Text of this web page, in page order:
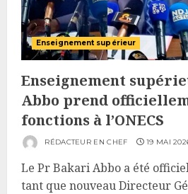
Enseignement supérieur
Enseignement
Abbo prend
fonctions à l’ONECS
RÉDACTEUR EN CHEF 19 MAI
Le Pr Bakari Abbo a été
tant que nouveau Directeur